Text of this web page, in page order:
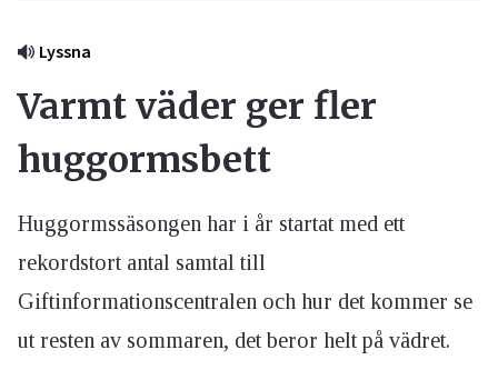
Lyssna
Varmt väder ger fler
huggormsbett
Huggormssäsongen har i år startat med ett
rekordstort antal samtal till
Giftinformationscentralen och hur det kommer se
ut resten av sommaren, det beror helt på vädret.